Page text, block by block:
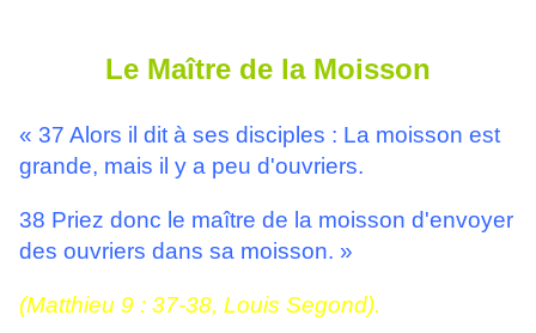
Le Maître de la Moisson
« 37 Alors il dit à ses disciples : La moisson est
grande, mais il y a peu d'ouvriers.
38 Priez donc le maître de la moisson d'envoyer
des ouvriers dans sa moisson. »
(Matthieu 9 : 37-38, Louis Segond).